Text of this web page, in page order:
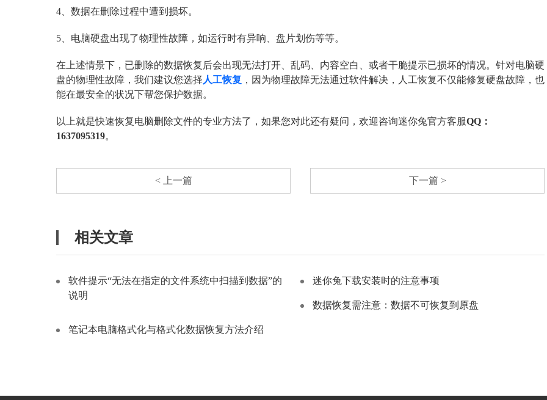
4、数据在删除过程中遭到损坏。
5、电脑硬盘出现了物理性故障，如运行时有异响、盘片划伤等等。
在上述情景下，已删除的数据恢复后会出现无法打开、乱码、内容空白、或者干脆提示已损坏的情况。针对电脑硬
盘的物理性故障，我们建议您选择 人工恢复 ，因为物理故障无法通过软件解决，人工恢复不仅能修复硬盘故障，也
能在最安全的状况下帮您保护数据。
以上就是快速恢复电脑删除文件的专业方法了，如果您对此还有疑问，欢迎咨询迷你兔官方客服QQ：
1637095319。
< 上一篇 下一篇 >
相关文章
软件提示“无法在指定的文件系统中扫描到数据”的
说明
迷你兔下载安装时的注意事项
数据恢复需注意：数据不可恢复到原盘
笔记本电脑格式化与格式化数据恢复方法介绍